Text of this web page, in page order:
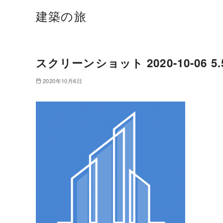
建築の旅
スクリーンショット 2020-10-06
2020年10月6日